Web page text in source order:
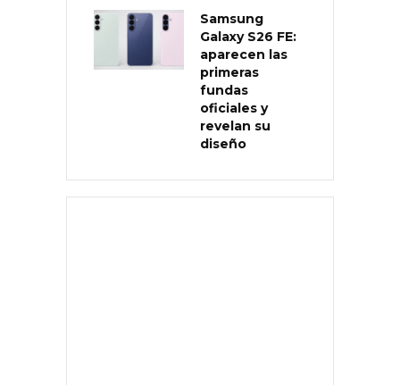
Samsung
Galaxy S26 FE:
aparecen las
primeras
fundas
oficiales y
revelan su
diseño